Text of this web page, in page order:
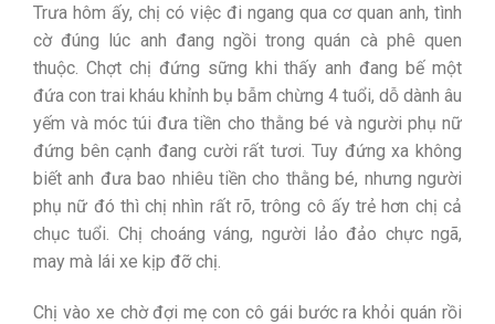
Trưa hôm ấy, chị có việc đi ngang qua cơ quan anh, tình
cờ đúng lúc anh đang ngồi trong quán cà phê quen
thuộc. Chợt chị đứng sững khi thấy anh đang bế một
đứa con trai kháu khỉnh bụ bẫm chừng 4 tuổi, dỗ dành âu
yếm và móc túi đưa tiền cho thằng bé và người phụ nữ
đứng bên cạnh đang cười rất tươi. Tuy đứng xa không
biết anh đưa bao nhiêu tiền cho thằng bé, nhưng người
phụ nữ đó thì chị nhìn rất rõ, trông cô ấy trẻ hơn chị cả
chục tuổi. Chị choáng váng, người lảo đảo chực ngã,
may mà lái xe kịp đỡ chị.
Chị vào xe chờ đợi mẹ con cô gái bước ra khỏi quán rồi